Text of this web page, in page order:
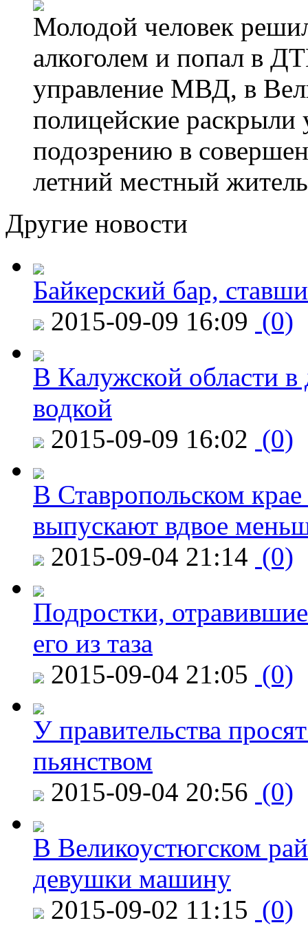
Молодой человек
алкоголем и попал в
управление МВД, в
полицейские
подозрению в
летний местный
Другие новости
Байкерский бар,
2015-09-09 16:09 (0)
В Калужской области в
водкой
2015-09-09 16:02 (0)
В Ставропольском
выпускают вдвое
2015-09-04 21:14 (0)
Подростки,
его из таза
2015-09-04 21:05 (0)
У правительства
пьянством
2015-09-04 20:56 (0)
В Великоустюгском
девушки машину
2015-09-02 11:15 (0)